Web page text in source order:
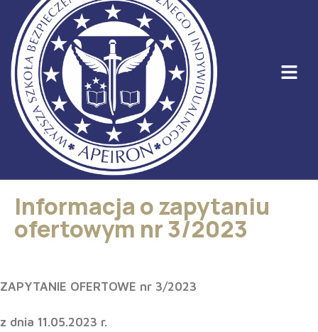
Informacja o zapytaniu
ofertowym nr 3/2023
ZAPYTANIE OFERTOWE nr 3/2023
z dnia 11.05.2023 r.